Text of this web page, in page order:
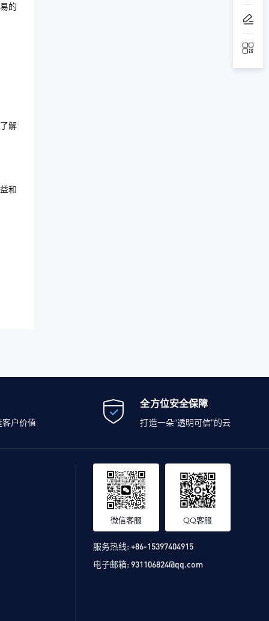
的
解
和
户价值
全方位安全保障
打造一朵“透明可信”的云
微信客服 QQ客服
服务热线:+86-15397404915
电子邮箱:931106824@qq.com